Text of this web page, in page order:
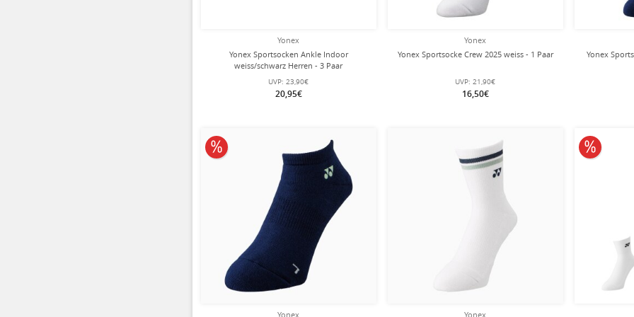
Yonex
Yonex Sportsocken Ankle Indoor
weiss/schwarz Herren - 3 Paar
UVP: 23,90€
20,95€
Yonex
Yonex Sportsocke Crew 2025 weiss - 1 Paar
UVP: 21,90€
16,50€
Yonex
Yonex
10% reduziert
Yonex
10%